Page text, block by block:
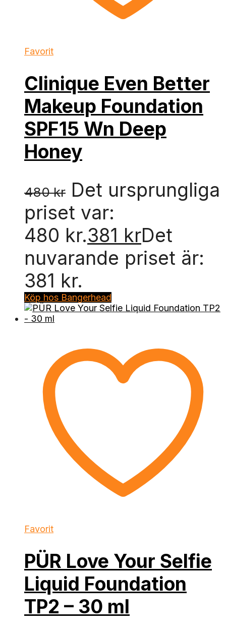
Favorit
Clinique Even Better
Makeup Foundation
SPF15 Wn Deep
Honey
480kr Det ursprungliga
priset var:
480 kr.381 krDet
nuvarande priset är:
381 kr.
Köp hos Bangerhead
Favorit
PÜR Love Your Selfie
Liquid Foundation
TP2 – 30 ml